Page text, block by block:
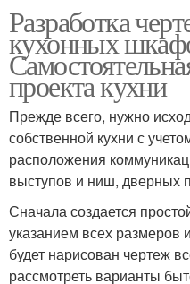
Разработка
кухонных
проекта кухни
Прежде всего, нужно
собственной кухни с
расположения
выступов и ниш, дверных
Сначала создается
указанием всех размеров
будет нарисован чертеж
рассмотреть варианты